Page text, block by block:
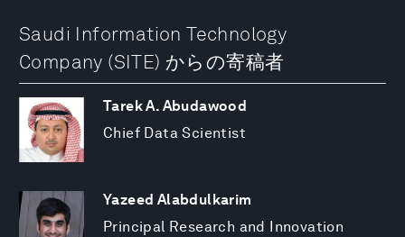
Saudi Information Technology
Company (SITE) からの寄稿者
Tarek A. Abudawood
Chief Data Scientist
Yazeed Alabdulkarim
Principal Research and Innovation